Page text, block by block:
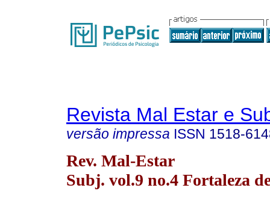
Revista Mal Estar e
versão impressa ISSN 1518-
Rev. Mal-Estar
Subj. vol.9 no.4 Fortaleza